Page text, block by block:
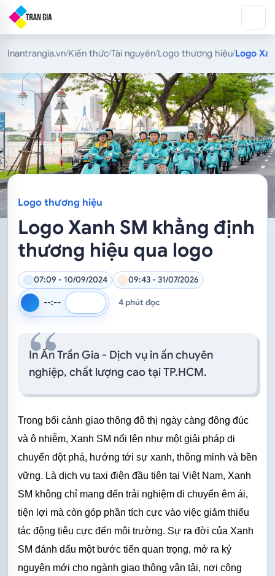
Inantrangia.vn/Kiến thức/Tài nguyên/Logo thương hiệu/Logo
Logo thương hiệu
Logo Xanh SM khẳng định
thương hiệu qua logo
07:09 - 10/09/2024 09:43 - 31/07/2026
4 phút đọc
Đọc bằng giọng mặc định của trình duyệt
--:-- Tốc độ đọc
In Ấn Trần Gia - Dịch vụ in ấn chuyên
nghiệp, chất lượng cao tại TP.HCM.
Trong bối cảnh giao thông đô thị ngày càng đông đúc
và ô nhiễm, Xanh SM nổi lên như một giải pháp di
chuyển đột phá, hướng tới sự xanh, thông minh và bền
vững. Là dịch vụ taxi điện đầu tiên tại Việt Nam, Xanh
SM không chỉ mang đến trải nghiệm di chuyển êm ái,
tiện lợi mà còn góp phần tích cực vào việc giảm thiểu
tác động tiêu cực đến môi trường. Sự ra đời của Xanh
SM đánh dấu một bước tiến quan trọng, mở ra kỷ
nguyên mới cho ngành giao thông vận tải, nơi công